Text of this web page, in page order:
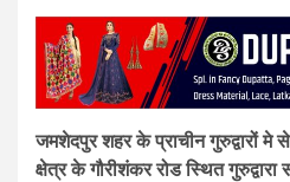
जमशेदपुर शहर के प्राचीन गुरुद्वारों
क्षेत्र के गौरीशंकर रोड स्थित